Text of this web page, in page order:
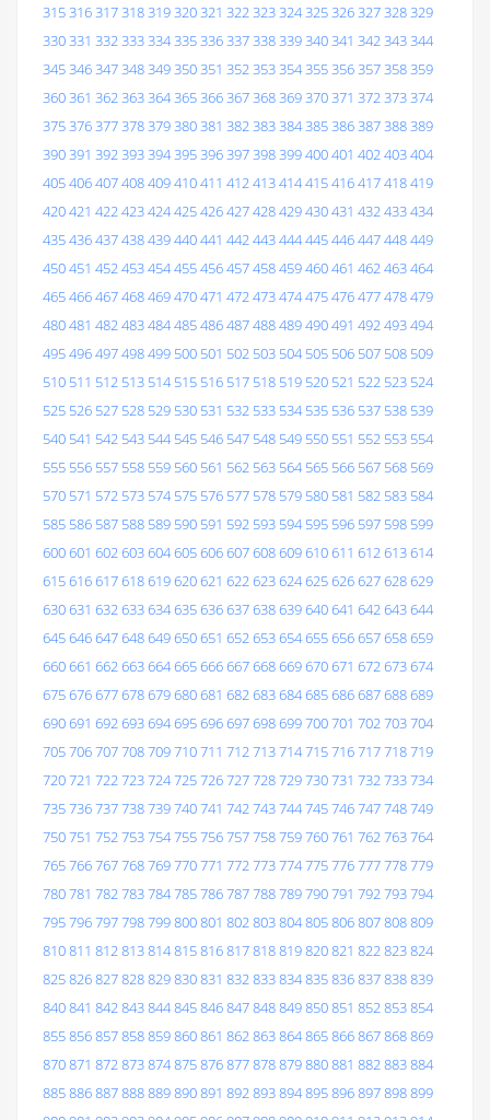
315316317318319320321 322323324325326327328329
330331 332333334335336337338339340341 342343344
345346347348349350351 352353354355356357358359
360361 362363364365366367368369370371 372373374
375376377378379380381 382383384385386387388389
390391 392393394395396397398399400401 402403404
405406407408409410411 412413414415416417418419
420421 422423424425426427428429430431 432433434
435436437438439440441 442443444445446447448449
450451 452453454455456457458459460461 462463464
465466467468469470471 472473474475476477478479
480481 482483484485486487488489490491 492493494
495496497498499 500 501 502 503 504 505 506 507 508 509
510 511 512 513 514 515 516 517 518 519 520 521 522 523 524
525 526 527 528 529 530 531 532 533 534 535 536 537 538 539
540 541 542 543 544 545 546 547 548 549 550 551 552 553 554
555 556 557 558 559 560 561 562 563 564 565 566 567 568 569
570 571 572 573 574 575 576 577 578 579 580 581 582 583 584
585 586 587 588 589 590 591 592 593 594 595 596 597 598 599
600601 602603604605606607608609610611 612613614
615616617618619620621 622623624625626627628629
630631 632633634635636637638639640641 642643644
645646647648649650651 652653654655656657658659
660661 662663664665666667668669670671 672673674
675676677678679680681 682683684685686687688689
690691 692693694695696697698699700701 702703704
705706707708709710711 712713714715716717718719
720721 722723724725726727728729730731 732733734
735736737738739740741 742743744745746747748749
750751 752753754755756757758759760761 762763764
765766767768769770771 772773774775776777778779
780781 782783784785786787788789790791 792793794
795796797798799800801 802803804805806807808809
810811 812813814815816817818819820821 822823824
825826827828829830831 832833834835836837838839
840841 842843844845846847848849850851 852853854
855856857858859860861 862863864865866867868869
870871 872873874875876877878879880881 882883884
885886887888889890891 892893894895896897898899